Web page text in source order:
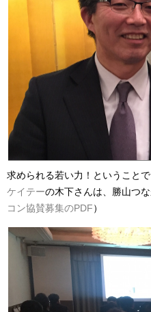
求められる若い力！ということ
ケイテーの木下さんは、勝山つ
コン協賛募集のPDF）